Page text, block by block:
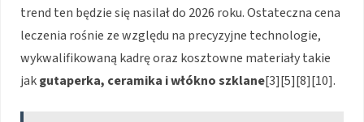
trend ten będzie się nasilał do 2026 roku. Ostateczna cena
leczenia rośnie ze względu na precyzyjne technologie,
wykwalifikowaną kadrę oraz kosztowne materiały takie
jakgutaperka, ceramika i włókno szklane[3][5][8][10].